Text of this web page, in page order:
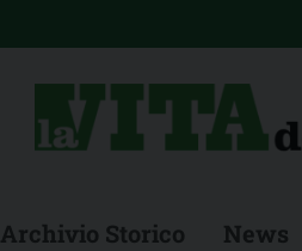
Archivio Storico News